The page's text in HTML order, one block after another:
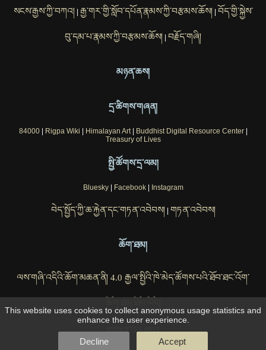
སངས་རྒྱས་ཀྱི་བཀའ། རྒྱ་གར་གྱི་སློབ་དཔོན་རྣམས་ཀྱི་བརྩམས་ཆོས། བོད་གྱི་སྐྱེས་
བུ་དམ་པ་རྣམས་ཀྱི་བརྩམས་ཆོས། བརྗོད་གཞི།
མཉན་ཆས།
དྲ་ཚིགས་གཞན།
84000| Rigpa Wiki Himalayan Art| Buddhist Digital Resource Center|
Treasury of Lives
སྤྱི་ཚོགས་དྲ་ལམ།
Bluesky| Facebook| Instagram
བེད་སྤྱོད་ཀྱི་ཆ་རྐྱེན་དང་གཏན་འབེབས། གཏན་འབེབས།
ཆོག་ཐམ།
ལས་གཞི་འདིའི་ཆོག་མཆན་ནི། 4.0 རྒྱལ་སྤྱིའི་ཁེ་མེད་ཚོགས་པའི་ཐོབ་ཐང་འོག་
ISSN 2753-4812
This website uses cookies to collect anonymous usage statistics and
enhance the user experience.
Decline Accept